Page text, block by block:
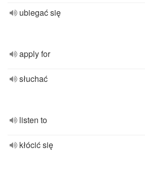
ubiegać się
apply for
słuchać
listen to
kłócić się